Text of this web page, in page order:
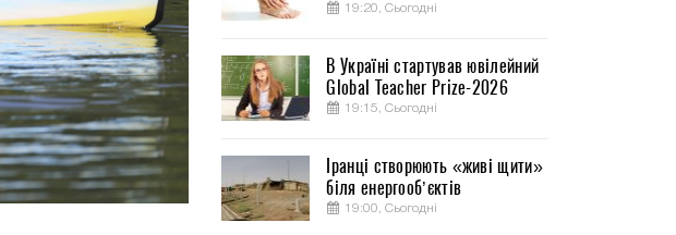
19:20, Сьогодні
В Україні стартував ювілейний
Global Teacher Prize-2026
19:15, Сьогодні
Іранці створюють «живі щити»
біля енергооб’єктів
19:00, Сьогодні